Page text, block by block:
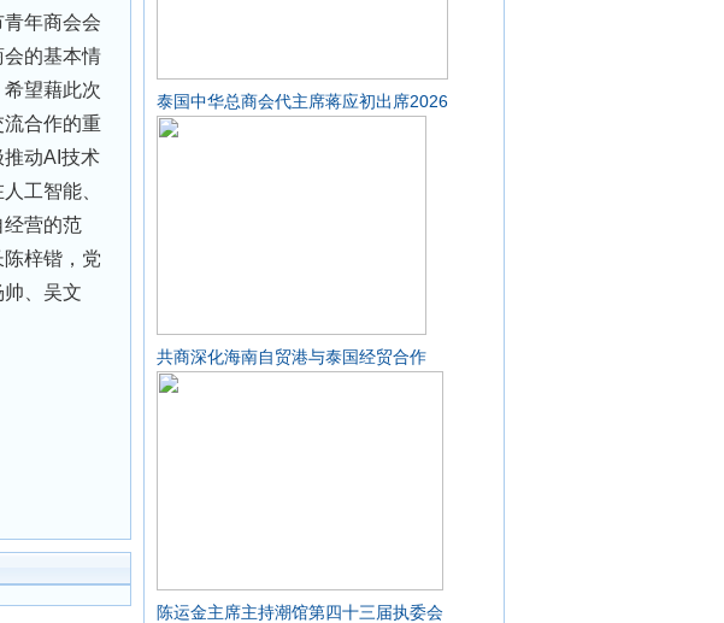
年商会会
的基本情
望藉此次
合作的重
动AI技术
工智能、
经营的范
梓锴，党
、吴文
泰国中华总商会代主席蒋应初出席2026
共商深化海南自贸港与泰国经贸合作
陈运金主席主持潮馆第四十三届执委会